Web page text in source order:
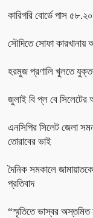
কারিগরি বোর্ডে পাস
সৌদিতে সোফা কারখানায়
হরমুজ প্রণালি খুলতে
জুলাই বি প্ল বে সিলেটের
এনসিপির সিলেট জেলা
তোরাবের ভাই
দৈনিক সমকালে
প্রতিবাদ
“স্মৃতিতে ভাস্বর অস্তমিত